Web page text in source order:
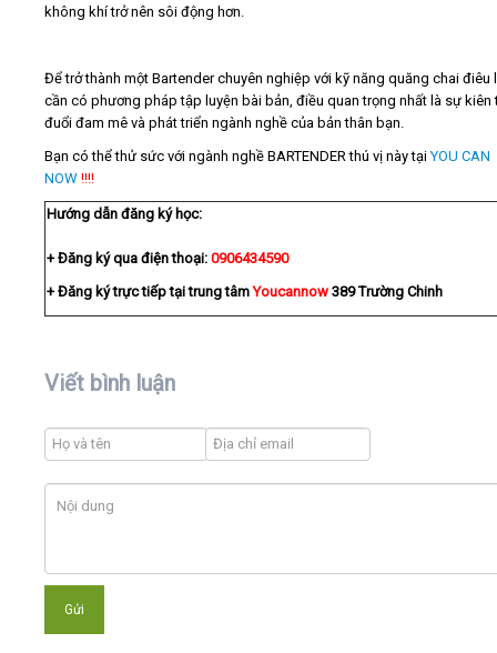
không khí trở nên sôi động hơn.
Để trở thành một Bartender chuyên nghiệp với kỹ năng quăng chai điêu
cần có phương pháp tập luyện bài bản, điều quan trọng nhất là sự kiên
đuổi đam mê và phát triển ngành nghề của bản thân bạn.
Bạn có thể thử sức với ngành nghề BARTENDER thú vị này tạiYOU CAN
NOW !!!!
Hướng dẫn đăng ký học:
+ Đăng ký qua điện thoại: 0906434590
+ Đăng ký trực tiếp tại trung tâmYoucannow 389 Trường Chinh
Viết bình luận